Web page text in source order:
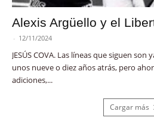
Alexis Argüello y el
- 12/11/2024
JESÚS COVA. Las líneas que siguen
unos nueve o diez años atrás, pero
adiciones,...
Cargar más